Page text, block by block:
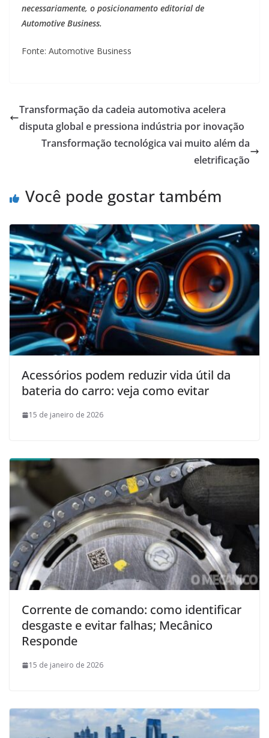
necessariamente, o posicionamento editorial de
Automotive Business.
Fonte: Automotive Business
Transformação da cadeia automotiva acelera
disputa global e pressiona indústria por inovação
Transformação tecnológica vai muito além da
eletrificação
Você pode gostar também
Acessórios podem reduzir vida útil da
bateria do carro: veja como evitar
15 de janeiro de 2026
Corrente de comando: como identificar
desgaste e evitar falhas; Mecânico
Responde
15 de janeiro de 2026